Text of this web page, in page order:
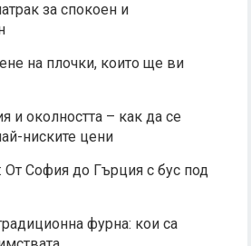
за спокоен и
на плочки, които ще ви
и околността – как да се
ниските цени
София до Гърция с бус под
фурна: кои са